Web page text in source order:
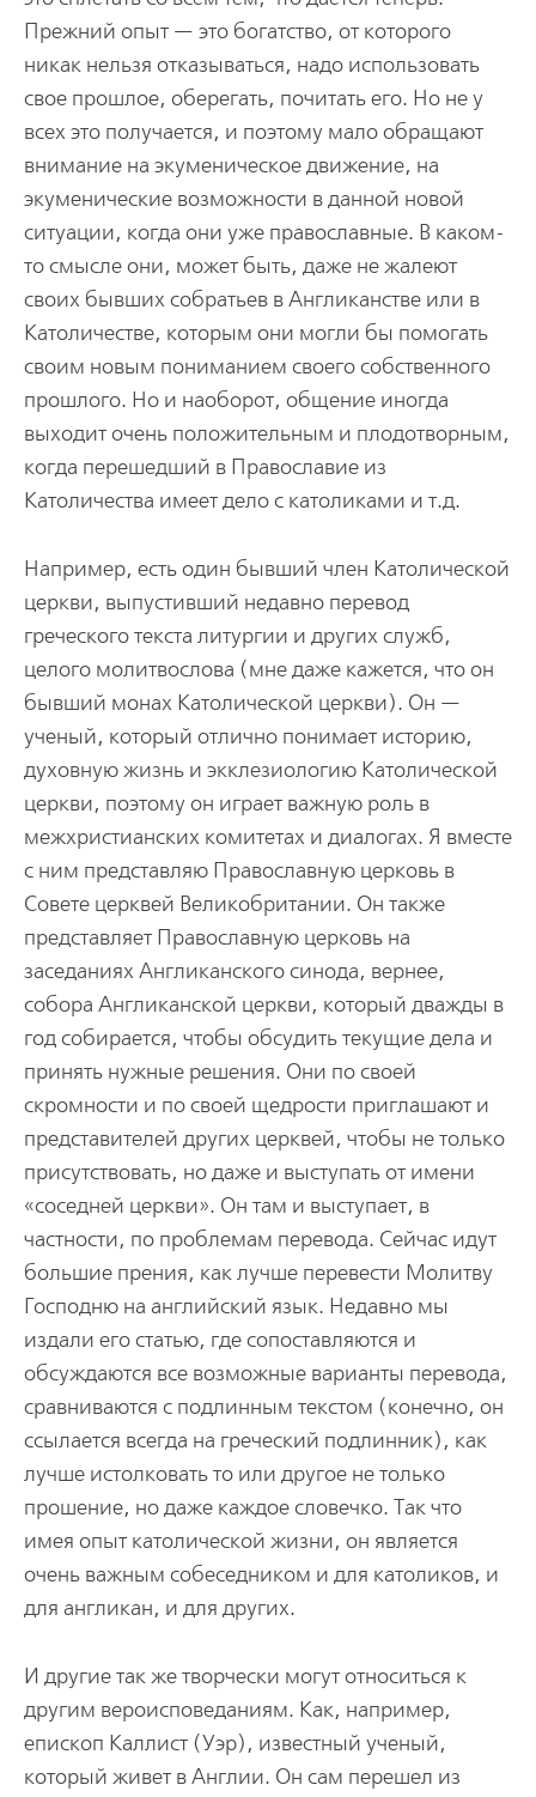
Прежний опыт — это богатство, от которого
никак нельзя отказываться, надо использовать
свое прошлое, оберегать, почитать его. Но не у
всех это получается, и поэтому мало обращают
внимание на экуменическое движение, на
экуменические возможности в данной новой
ситуации, когда они уже православные. В каком-
то смысле они, может быть, даже не жалеют
своих бывших собратьев в Англиканстве или в
Католичестве, которым они могли бы помогать
своим новым пониманием своего собственного
прошлого. Но и наоборот, общение иногда
выходит очень положительным и плодотворным,
когда перешедший в Православие из
Католичества имеет дело с католиками и т.д.
Например, есть один бывший член Католической
церкви, выпустивший недавно перевод
греческого текста литургии и других служб,
целого молитвослова (мне даже кажется, что он
бывший монах Католической церкви). Он —
ученый, который отлично понимает историю,
духовную жизнь и экклезиологию Католической
церкви, поэтому он играет важную роль в
межхристианских комитетах и диалогах. Я вместе
с ним представляю Православную церковь в
Совете церквей Великобритании. Он также
представляет Православную церковь на
заседаниях Англиканского синода, вернее,
собора Англиканской церкви, который дважды в
год собирается, чтобы обсудить текущие дела и
принять нужные решения. Они по своей
скромности и по своей щедрости приглашают и
представителей других церквей, чтобы не только
присутствовать, но даже и выступать от имени
«соседней церкви». Он там и выступает, в
частности, по проблемам перевода. Сейчас идут
большие прения, как лучше перевести Молитву
Господню на английский язык. Недавно мы
издали его статью, где сопоставляются и
обсуждаются все возможные варианты перевода,
сравниваются с подлинным текстом (конечно, он
ссылается всегда на греческий подлинник), как
лучше истолковать то или другое не только
прошение, но даже каждое словечко. Так что
имея опыт католической жизни, он является
очень важным собеседником и для католиков, и
для англикан, и для других.
И другие так же творчески могут относиться к
другим вероисповеданиям. Как, например,
епископ Каллист (Уэр), известный ученый,
который живет в Англии. Он сам перешел из